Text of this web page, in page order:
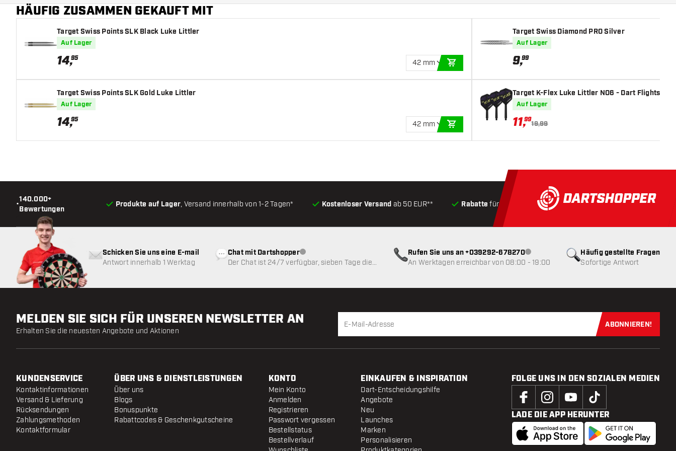
HÄUFIG ZUSAMMEN GEKAUFT MIT
Target Swiss Points SLK Black Luke Littler
Auf Lager
14,95
42 mm
IN DEN WARENKORB
Target Swiss Points SLK Gold Luke Littler
Auf Lager
14,95
42 mm
IN DEN WARENKORB
Target Swiss Diamond PRO Silver
Auf Lager
9,99
Target K-Flex Luke Littler NO6 - Dart Flights
Auf Lager
11,99
19,99
•
140.000+
Bewertungen
Produkte auf Lager, Versand innerhalb von 1-2 Tagen* Kostenloser Versand ab 50 EUR** Rabatte für Kunden Produkte auf Lager, Versand
Häufig gestellte Fragen
Sofortige Antwort
Schicken Sie uns eine E-mail
Antwort innerhalb 1 Werktag
Chat mit DartshopperKundenservice nicht verfügbar
Der Chat ist 24/7 verfügbar, sieben Tage die
Rufen Sie uns an +039292-678270Kundenservice nicht verfügbar
An Werktagen erreichbar von 08:00 - 19:00
MELDEN SIE SICH FÜR UNSEREN NEWSLETTER AN
Erhalten Sie die neuesten Angebote und Aktionen
Jetzt für
ABONNIEREN!
KUNDENSERVICE
Kontaktinformationen
Versand & Lieferung
Rücksendungen
Zahlungsmethoden
Kontaktformular
ÜBER UNS & DIENSTLEISTUNGEN
Über uns
Blogs
Bonuspunkte
Rabattcodes & Geschenkgutscheine
KONTO
Mein Konto
Anmelden
Registrieren
Passwort vergessen
Bestellstatus
Bestellverlauf
EINKAUFEN & INSPIRATION
Dart-Entscheidungshilfe
Angebote
Neu
Launches
Marken
Personalisieren
FOLGE UNS IN DEN SOZIALEN MEDIEN
LADE DIE APP HERUNTER